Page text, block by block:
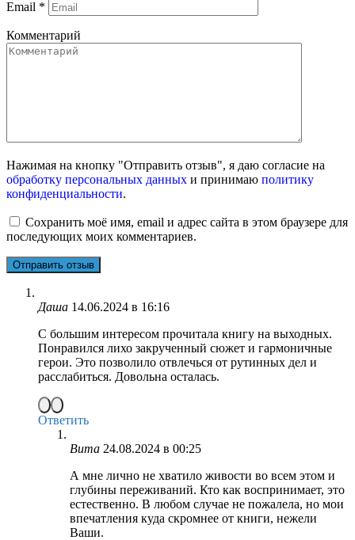
Email *
Комментарий
Нажимая на кнопку "Отправить отзыв", я даю согласие на
обработку персональных данных и принимаю политику
конфиденциальности.
Сохранить моё имя, email и адрес сайта в этом браузере для
последующих моих комментариев.
Даша 14.06.2024 в 16:16
С большим интересом прочитала книгу на выходных.
Понравился лихо закрученный сюжет и гармоничные
герои. Это позволило отвлечься от рутинных дел и
расслабиться. Довольна осталась.
Ответить
Вита 24.08.2024 в 00:25
А мне лично не хватило живости во всем этом и
глубины переживаний. Кто как воспринимает, это
естественно. В любом случае не пожалела, но мои
впечатления куда скромнее от книги, нежели
Ваши.